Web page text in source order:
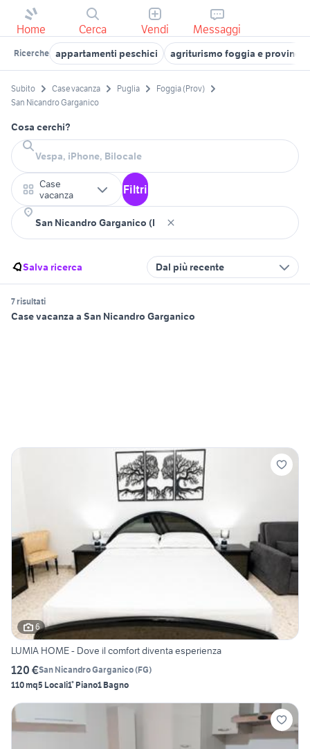
Home Cerca Vendi Messaggi
Ricerche appartamenti peschici agriturismo foggia e provincia
Subito Case vacanza Puglia
Foggia (Prov)
San Nicandro Garganico
Cosa cerchi?
Case
vacanza
Filtri
Salva ricerca Dal più recente
7 risultati
Case vacanza a San Nicandro Garganico
6
LUMIA HOME - Dove il comfort diventa esperienza
120 €San Nicandro Garganico(FG)
110 mq5 Locali1° Piano1 Bagno